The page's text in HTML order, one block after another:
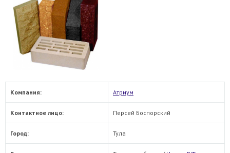
Компания: Атриум
Контактное лицо: Персей Боспорский
Город: Тула